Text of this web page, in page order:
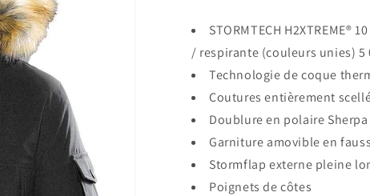
i
o
n
STORMTECH H2XTREME®
/ respirante (couleurs unies) 5
Technologie de coque
Coutures entièrement
Doublure en polaire Sherpa
Garniture amovible en
Stormflap externe pleine
Poignets de côtes